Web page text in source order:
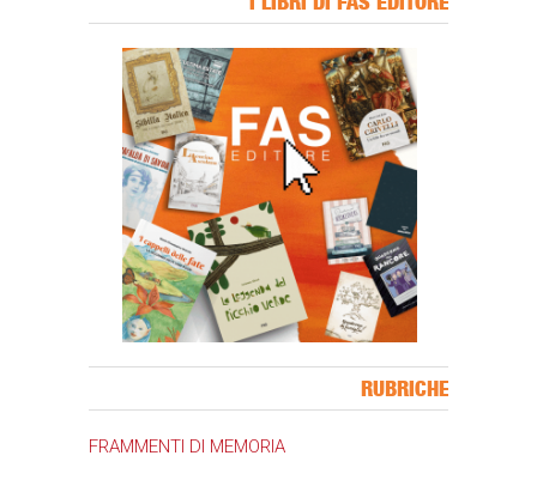
RUBRICHE
FRAMMENTI DI MEMORIA